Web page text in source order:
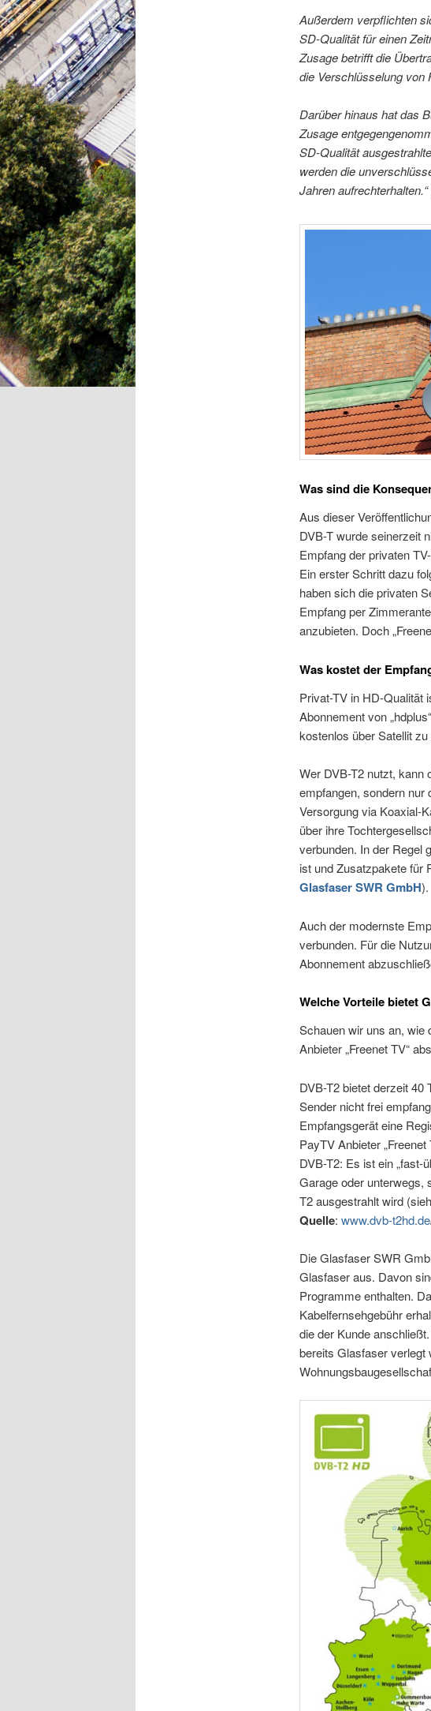
Außerdem verpflichten
SD-Qualität für einen
Zusage betrifft die
die Verschlüsselung
Darüber hinaus hat das
Zusage
SD-Qualität
werden die
Jahren aufrechterhalten.“
Was sind die
Aus dieser
DVB-T wurde seinerzeit
Empfang der privaten
Ein erster Schritt dazu
haben sich die privaten
Empfang per
anzubieten. Doch
Was kostet der
Privat-TV in HD-Qualität
Abonnement von
kostenlos über Satellit
Wer DVB-T2 nutzt, kann
empfangen, sondern nur
Versorgung via Koaxial-
über ihre
verbunden. In der Regel
ist und Zusatzpakete für
Glasfaser SWR GmbH).
Auch der modernste
verbunden. Für die
Abonnement
Welche Vorteile bietet
Schauen wir uns an, wie
Anbieter „Freenet TV“
DVB-T2 bietet derzeit
Sender nicht frei
Empfangsgerät eine
PayTV Anbieter
DVB-T2: Es ist ein „fast-
Garage oder unterwegs,
T2 ausgestrahlt wird
Quelle: www.dvb-
Die Glasfaser SWR
Glasfaser aus. Davon
Programme enthalten.
Kabelfernsehgebühr
die der Kunde
bereits Glasfaser verlegt